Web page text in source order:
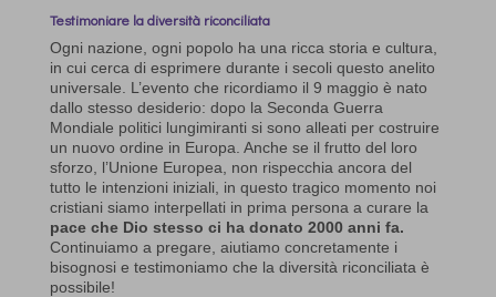
Testimoniare la diversità riconciliata
Ogni nazione, ogni popolo ha una ricca storia e cultura,
in cui cerca di esprimere durante i secoli questo anelito
universale. L’evento che ricordiamo il 9 maggio è nato
dallo stesso desiderio: dopo la Seconda Guerra
Mondiale politici lungimiranti si sono alleati per costruire
un nuovo ordine in Europa. Anche se il frutto del loro
sforzo, l’Unione Europea, non rispecchia ancora del
tutto le intenzioni iniziali, in questo tragico momento noi
cristiani siamo interpellati in prima persona a curare la
pace che Dio stesso ci ha donato 2000 anni fa.
Continuiamo a pregare, aiutiamo concretamente i
bisognosi e testimoniamo che la diversità riconciliata è
possibile!